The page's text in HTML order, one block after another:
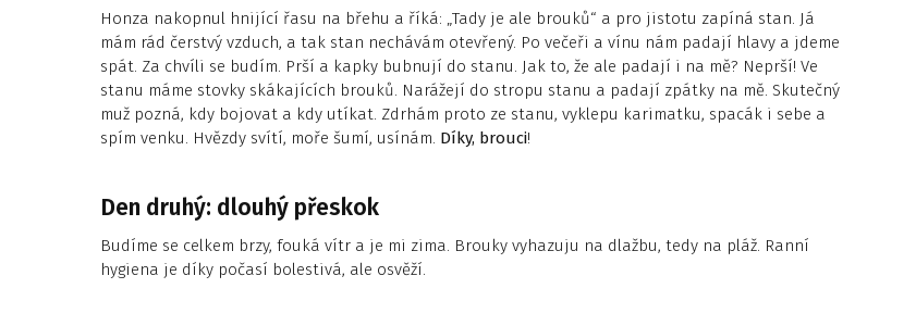
Honza nakopnul hnijící řasu na břehu a říká: „Tady je ale brouků“ a pro jistotu zapíná stan. Já
mám rád čerstvý vzduch, a tak stan nechávám otevřený. Po večeři a vínu nám padají hlavy a jdeme
spát. Za chvíli se budím. Prší a kapky bubnují do stanu. Jak to, že ale padají i na mě? Neprší! Ve
stanu máme stovky skákajících brouků. Narážejí do stropu stanu a padají zpátky na mě. Skutečný
muž pozná, kdy bojovat a kdy utíkat. Zdrhám proto ze stanu, vyklepu karimatku, spacák i sebe a
spím venku. Hvězdy svítí, moře šumí, usínám. Díky, brouci!
Den druhý: dlouhý přeskok
Budíme se celkem brzy, fouká vítr a je mi zima. Brouky vyhazuju na dlažbu, tedy na pláž. Ranní
hygiena je díky počasí bolestivá, ale osvěží.